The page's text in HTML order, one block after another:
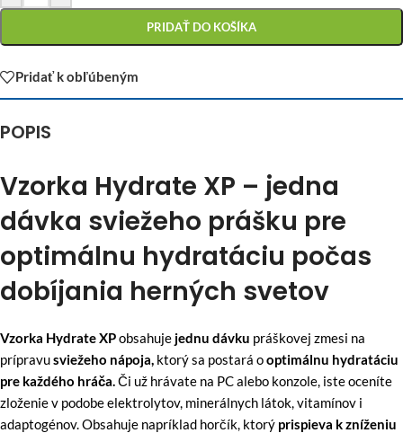
PRIDAŤ DO KOŠÍKA
Pridať k obľúbeným
POPIS
Vzorka Hydrate XP – jedna
dávka sviežeho prášku pre
optimálnu hydratáciu počas
dobíjania herných svetov
Vzorka Hydrate XPobsahuje jednu dávku práškovej zmesi na
prípravusviežeho nápoja, ktorý sa postará ooptimálnu hydratáciu
pre každého hráča. Či už hrávate na PC alebo konzole, iste oceníte
zloženie v podobe elektrolytov, minerálnych látok, vitamínov i
adaptogénov. Obsahuje napríklad horčík, ktorý prispieva k zníženiu